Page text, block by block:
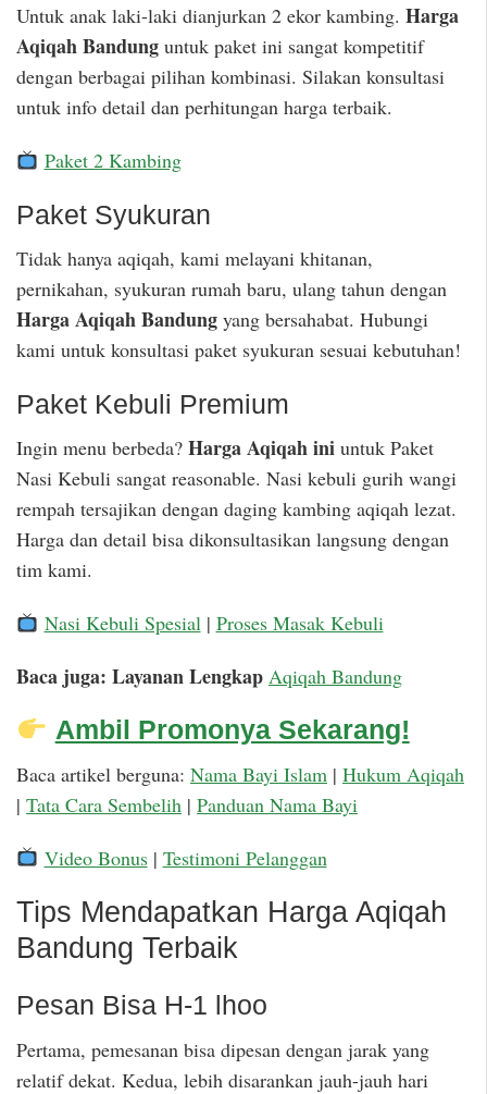
Untuk anak laki-laki dianjurkan 2 ekor kambing. Harga
Aqiqah Bandung untuk paket ini sangat kompetitif
dengan berbagai pilihan kombinasi. Silakan konsultasi
untuk info detail dan perhitungan harga terbaik.
Paket 2 Kambing
Paket Syukuran
Tidak hanya aqiqah, kami melayani khitanan,
pernikahan, syukuran rumah baru, ulang tahun dengan
Harga Aqiqah Bandung yang bersahabat. Hubungi
kami untuk konsultasi paket syukuran sesuai kebutuhan!
Paket Kebuli Premium
Ingin menu berbeda? Harga Aqiqah ini untuk Paket
Nasi Kebuli sangat reasonable. Nasi kebuli gurih wangi
rempah tersajikan dengan daging kambing aqiqah lezat.
Harga dan detail bisa dikonsultasikan langsung dengan
tim kami.
Nasi Kebuli Spesial| Proses Masak Kebuli
Baca juga: Layanan Lengkap Aqiqah Bandung
Ambil Promonya Sekarang!
Baca artikel berguna: Nama Bayi Islam | Hukum Aqiqah
| Tata Cara Sembelih | Panduan Nama Bayi
Video Bonus| Testimoni Pelanggan
Tips Mendapatkan Harga Aqiqah
Bandung Terbaik
Pesan Bisa H-1 lhoo
Pertama, pemesanan bisa dipesan dengan jarak yang
relatif dekat. Kedua, lebih disarankan jauh-jauh hari